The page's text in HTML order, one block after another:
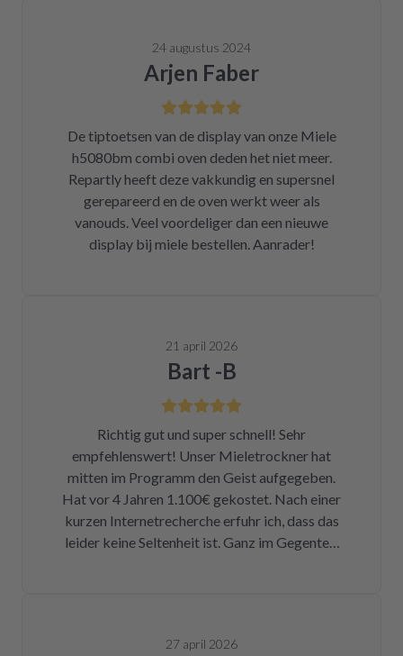
24 augustus 2024
Arjen Faber
De tiptoetsen van de display van onze Miele
h5080bm combi oven deden het niet meer.
Repartly heeft deze vakkundig en supersnel
gerepareerd en de oven werkt weer als
vanouds. Veel voordeliger dan een nieuwe
display bij miele bestellen. Aanrader!
21 april 2026
Bart -B
Richtig gut und super schnell! Sehr
empfehlenswert! Unser Mieletrockner hat
mitten im Programm den Geist aufgegeben.
Hat vor 4 Jahren 1.100€ gekostet. Nach einer
kurzen Internetrecherche erfuhr ich, dass das
leider keine Seltenheit ist. Ganz im Gegenteil.
Modell und Fehler eingegeben und dann hatte
27 april 2026